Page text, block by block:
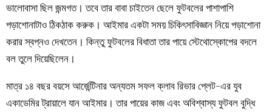
ভালোবাসা ছিল জন্মগত। তবে তার বাবা চাইতেন ছেলে ফুটবলের পাশাপাশি
পড়াশোনাটাও ঠিকঠাক করুক। আইমার একটা সময় চিকিৎসাবিজ্ঞান নিয়ে পড়াশোনা
করার স্বপ্নও দেখতেন। কিন্তু ফুটবলের বিধাতা তার পায়ে স্টেথোস্কোপের বদলে
বল তুলে দিয়েছিলেন।
মাত্র ১৪ বছর বয়সে আর্জেন্টিনার অন্যতম সফল ক্লাব রিভার প্লেট-এর যুব
একাডেমির ট্রায়ালে যান আইমার। তার পায়ের কাজ এবং অবিশ্বাস্য ফুটবল বুদ্ধি